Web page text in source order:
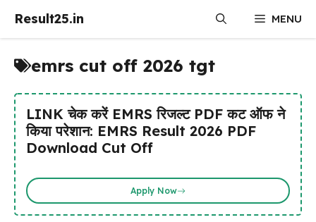
Result25.in MENU
emrs cut off 2026 tgt
LINK चेक करें EMRS रिजल्ट PDF कट ऑफ ने
किया परेशान: EMRS Result 2026 PDF
Download Cut Off
Apply Now